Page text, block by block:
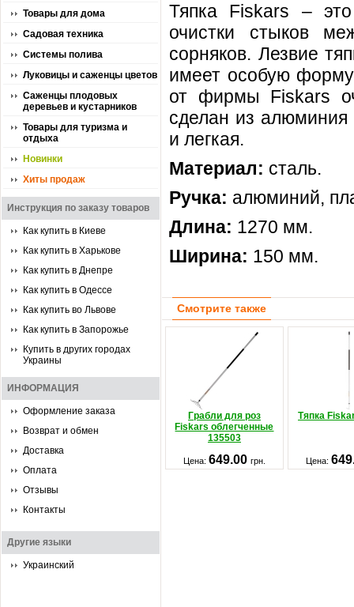
Товары для дома
Садовая техника
Системы полива
Луковицы и саженцы цветов
Саженцы плодовых
деревьев и кустарников
Товары для туризма и
отдыха
Новинки
Хиты продаж
Инструкция по заказу товаров
Как купить в Киеве
Как купить в Харькове
Как купить в Днепре
Как купить в Одессе
Как купить во Львове
Как купить в Запорожье
Купить в других городах
Украины
ИНФОРМАЦИЯ
Оформление заказа
Возврат и обмен
Доставка
Оплата
Отзывы
Контакты
Другие языки
Украинский
Тяпка Fiskars –
очистки стыков
сорняков. Лезвие
имеет особую
от фирмы Fiskars
сделан из алюминия
и легкая.
Материал: сталь.
Ручка: алюминий,
Длина: 1270 мм.
Ширина: 150 мм.
Смотрите также
Грабли для роз
Fiskars облегченные
135503
Тяпка
Цена: 649.00 грн. Цена: